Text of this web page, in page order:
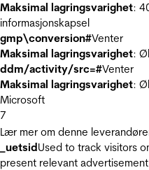
Maksimal lagringsvarighet:
informasjonskapsel
gmp\conversion#Venter
Maksimal lagringsvarighet:
ddm/activity/src=#Venter
Maksimal lagringsvarighet:
Microsoft
7
Lær mer om denne
_uetsidUsed to track visitors
present relevant